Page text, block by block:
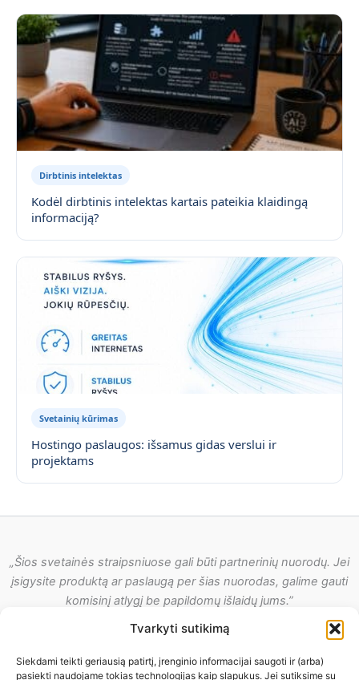
Tvarkyti sutikimą
Siekdami teikti geriausią patirtį, įrenginio informacijai saugoti ir (arba)
pasiekti naudojame tokias technologijas kaip slapukus. Jei sutiksime su
Dirbtinis intelektas
Kodėl dirbtinis intelektas kartais pateikia klaidingą
informaciją?
Svetainių kūrimas
Hostingo paslaugos: išsamus gidas verslui ir
projektams
„Šios svetainės straipsniuose gali būti partnerinių nuorodų. Jei
įsigysite produktą ar paslaugą per šias nuorodas, galime gauti
komisinį atlygį be papildomų išlaidų jums.”